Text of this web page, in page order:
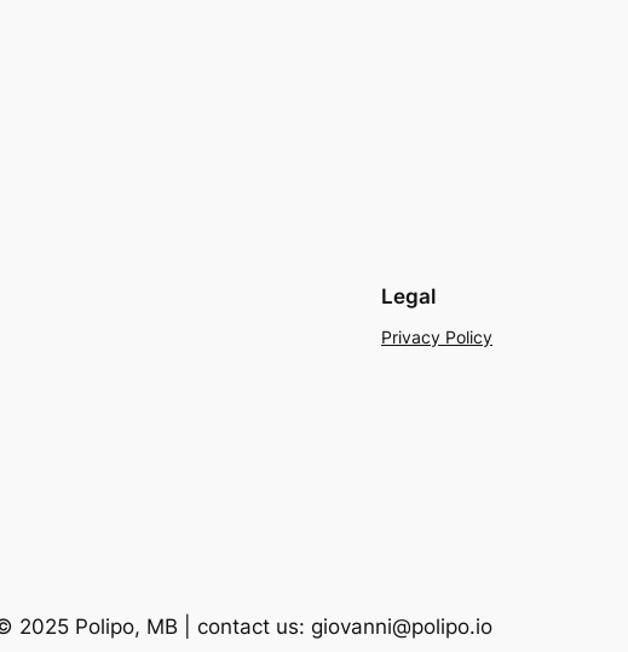
Legal
Privacy Policy
2025 Polipo, MB | contact us: giovanni@polipo.io